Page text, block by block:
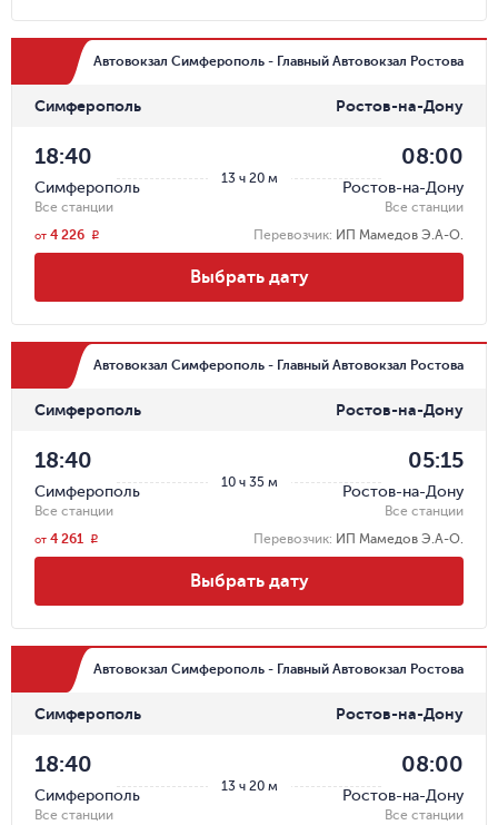
Автовокзал Симферополь - Главный Автовокзал Ростова
Симферополь Ростов-на-Дону
13 ч 20 м
18:40
Симферополь
Все станции
08:00
Ростов-на-Дону
Все станции
Перевозчик: ИП Мамедов Э.А-О.
от 4 226 r
Выбрать дату
Автовокзал Симферополь - Главный Автовокзал Ростова
Симферополь Ростов-на-Дону
10 ч 35 м
18:40
Симферополь
Все станции
05:15
Ростов-на-Дону
Все станции
Перевозчик: ИП Мамедов Э.А-О.
от 4 261 r
Выбрать дату
Автовокзал Симферополь - Главный Автовокзал Ростова
Симферополь Ростов-на-Дону
13 ч 20 м
18:40
Симферополь
Все станции
08:00
Ростов-на-Дону
Все станции